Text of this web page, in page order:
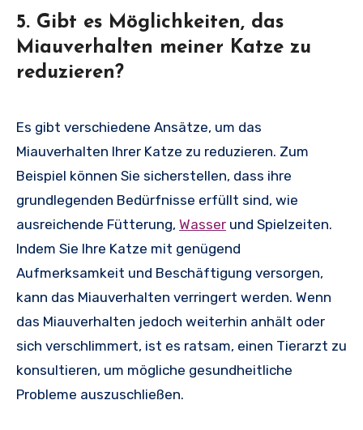
5. Gibt es Möglichkeiten, das
Miauverhalten meiner Katze zu
reduzieren?
Es gibt verschiedene Ansätze, um das
Miauverhalten Ihrer Katze zu reduzieren. Zum
Beispiel können Sie sicherstellen, dass ihre
grundlegenden Bedürfnisse erfüllt sind, wie
ausreichende Fütterung, Wasser und Spielzeiten.
Indem Sie Ihre Katze mit genügend
Aufmerksamkeit und Beschäftigung versorgen,
kann das Miauverhalten verringert werden. Wenn
das Miauverhalten jedoch weiterhin anhält oder
sich verschlimmert, ist es ratsam, einen Tierarzt zu
konsultieren, um mögliche gesundheitliche
Probleme auszuschließen.